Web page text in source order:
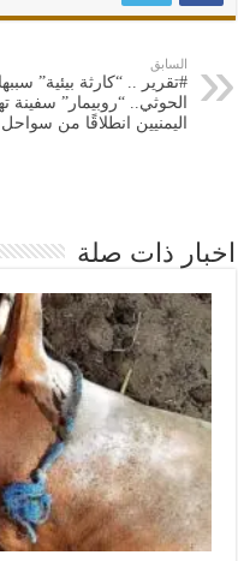
السابق
#تقرير .. “كارثة بيئية” سببها
الحوثي.. “روبيمار” سفينة
اليمنيين انطلاقًا من
اخبار ذات صلة